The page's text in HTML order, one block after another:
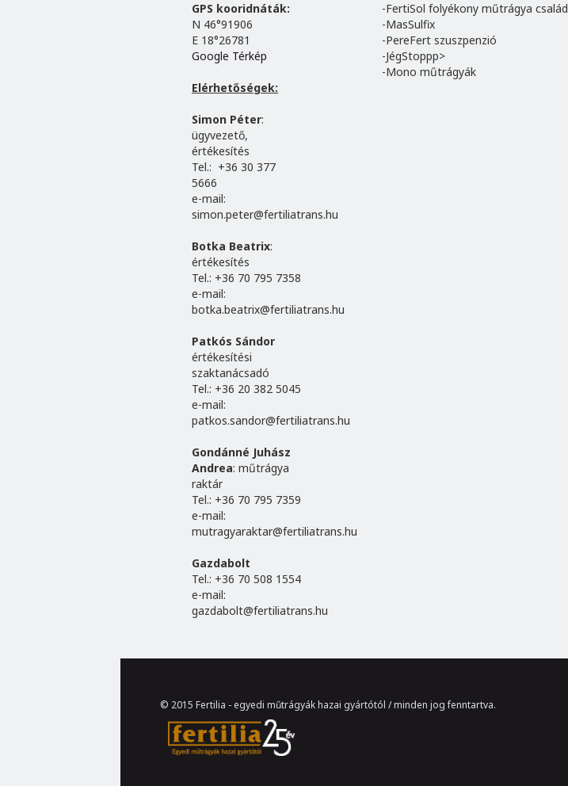
GPS kooridnáták:
N 46°91906
E 18°26781
Google Térkép
Elérhetőségek:
Simon Péter:
ügyvezető,
értékesítés
Tel.: +36 30 377
5666
e-mail:
simon.peter@fertiliatrans.hu
Botka Beatrix:
értékesítés
Tel.: +36 70 795 7358
e-mail:
botka.beatrix@fertiliatrans.hu
Patkós Sándor
értékesítési
szaktanácsadó
Tel.: +36 20 382 5045
e-mail:
patkos.sandor@fertiliatrans.hu
Gondánné Juhász
Andrea: műtrágya
raktár
Tel.: +36 70 795 7359
e-mail:
mutragyaraktar@fertiliatrans.hu
Gazdabolt
Tel.: +36 70 508 1554
e-mail:
gazdabolt@fertiliatrans.hu
FertiSol folyékony műtrágya család
MasSulfix
PereFert szuszpenzió
JégStoppp>
Mono műtrágyák
© 2015 Fertilia - egyedi műtrágyák hazai gyártótól / minden jog fenntartva.